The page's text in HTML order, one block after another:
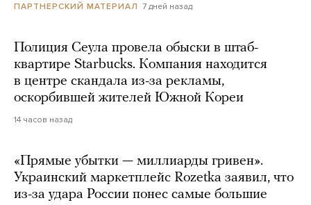
ПАРТНЕРСКИЙ МАТЕРИАЛ 7 дней назад
Полиция Сеула провела обыски в штаб-
квартире Starbucks. Компания находится
в центре скандала из-за рекламы,
оскорбившей жителей Южной Кореи
14 часов назад
«Прямые убытки — миллиарды гривен».
Украинский маркетплейс Rozetka заявил, что
из-за удара России понес самые большие